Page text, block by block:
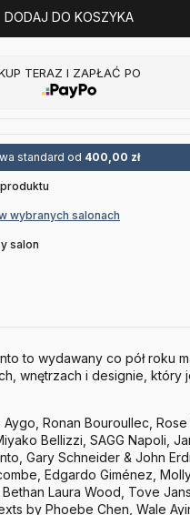
DODAJ DO KOSZYKA
TERAZ I ZAPŁAĆ PO
standard od 400,00 zł
wybranych salonach
salon
to wydawany co pół roku
wnętrzach i designie, który
Ronan Bouroullec, Rose
Bellizzi, SAGG Napoli,
Gary Schneider & John
Edgardo Giménez,
Laura Wood, Tove
by Phoebe Chen, Wale